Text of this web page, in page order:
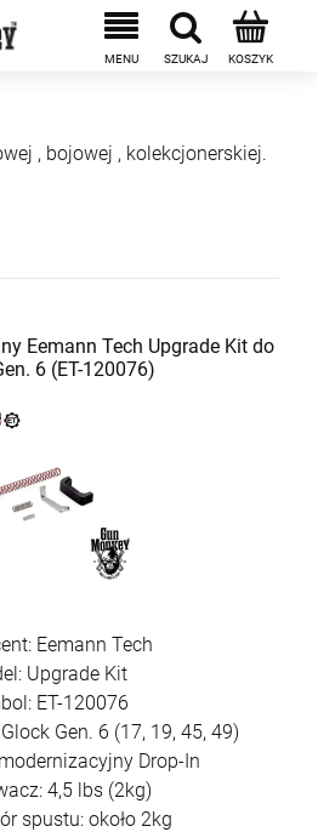
, bojowej , kolekcjonerskiej.
Eemann Tech Upgrade Kit do
6 (ET-120076)
Eemann Tech
Upgrade Kit
ET-120076
Gen. 6 (17, 19, 45, 49)
Drop-In
4,5 lbs (2kg)
spustu: około 2kg